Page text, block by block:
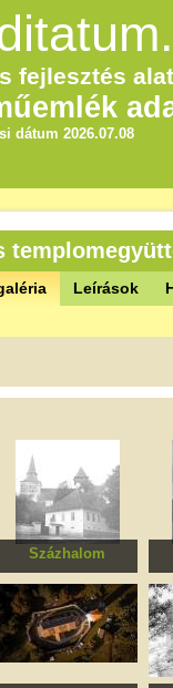
fejlesztés
dátum 2026.07.08
Leírások
Százhalom
Erődített evangélikus
templomegyüttes